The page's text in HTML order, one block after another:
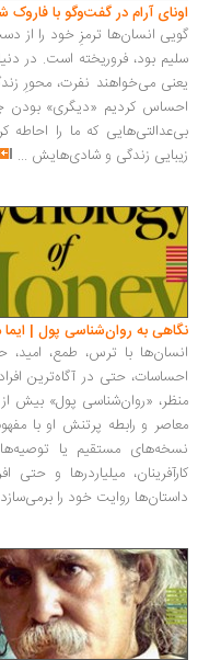
آرام در گفت‌وگو با فاروک شهیچ‭
انسان‌ها ترمزِ خود را از دست
بود، فروریخته است. در دنیای
می‌خواهند نفرت، محورِ
کردیم «دیگری» بودن چه
که ما را احاطه
زندگی و شادی‌هایش...
به روان‌شناسی پول | ایما
با ترس، طمع، امید،
حتی در آگاه‌ترین افراد،
«روان‌شناسی پول» بیش از آنکه
و رابطه پرتنش او با مفهوم
مستقیم یا توصیه‌های
میلیاردرها و حتی
روایت خود را برمی‌سازد و